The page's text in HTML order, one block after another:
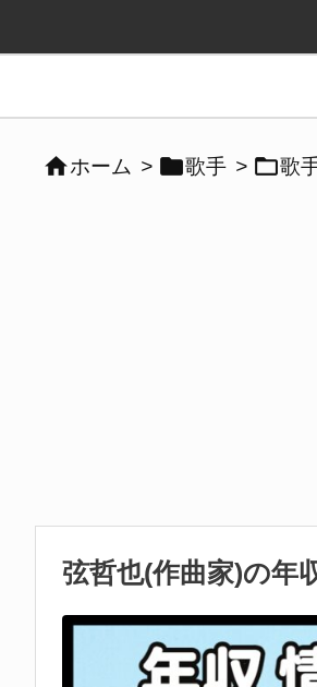
ホーム > 歌手 > 歌
弦哲也(作曲家)の年